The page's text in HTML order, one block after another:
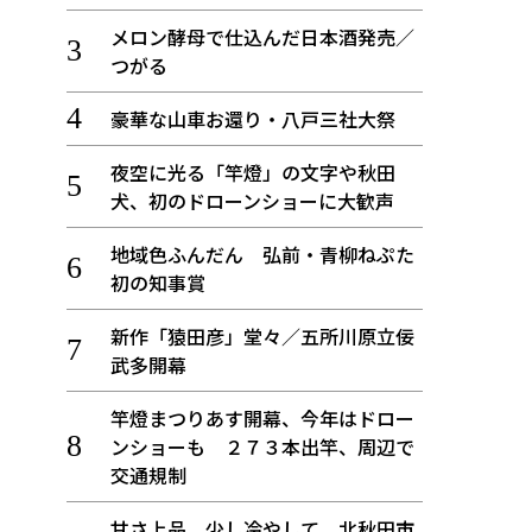
メロン酵母で仕込んだ日本酒発売／
つがる
豪華な山車お還り・八戸三社大祭
夜空に光る「竿燈」の文字や秋田
犬、初のドローンショーに大歓声
地域色ふんだん 弘前・青柳ねぷた
初の知事賞
新作「猿田彦」堂々／五所川原立佞
武多開幕
竿燈まつりあす開幕、今年はドロー
ンショーも ２７３本出竿、周辺で
交通規制